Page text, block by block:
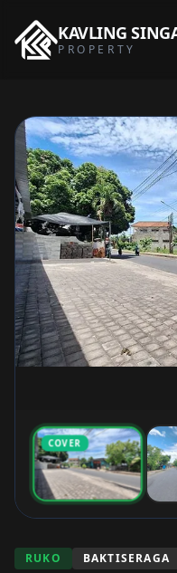
KAVLING
PROPERTY
COVER
RUKO BAKTISERAGA